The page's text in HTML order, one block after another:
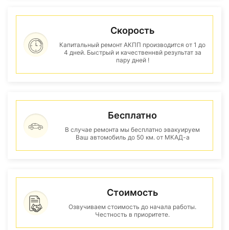
Скорость
Капитальный ремонт АКПП производится от 1 до
4 дней. Быстрый и качественнвй результат за
пару дней !
Бесплатно
В случае ремонта мы бесплатно эвакуируем
Ваш автомобиль до 50 км. от МКАД-а
Стоимость
Озвучиваем стоимость до начала работы.
Честность в приоритете.